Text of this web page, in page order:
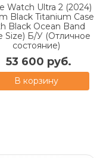
Watch Ultra 2 (2024)
Black Titanium Case
Black Ocean Band
Size) Б/У (Отличное
состояние)
53 600 руб.
В корзину